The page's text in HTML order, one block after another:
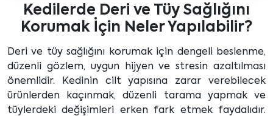
Kedilerde Deri ve Tüy Sağlığını
Korumak İçin Neler Yapılabilir?
Deri ve tüy sağlığını korumak için dengeli beslenme,
düzenli gözlem, uygun hijyen ve stresin azaltılması
önemlidir. Kedinin cilt yapısına zarar verebilecek
ürünlerden kaçınmak, düzenli tarama yapmak ve
tüylerdeki değişimleri erken fark etmek faydalıdır.